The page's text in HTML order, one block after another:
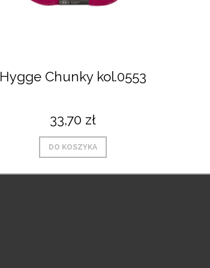
Hygge Chunky kol.0553
33,70 zł
DO KOSZYKA